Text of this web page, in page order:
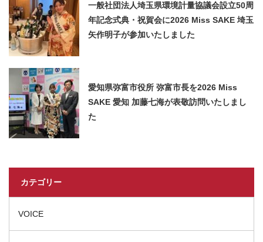
一般社団法人埼玉県環境計量協議会設立50周
年記念式典・祝賀会に2026 Miss SAKE 埼玉
矢作明子が参加いたしました
愛知県弥富市役所 弥富市長を2026 Miss
SAKE 愛知 加藤七海が表敬訪問いたしまし
た
カテゴリー
VOICE